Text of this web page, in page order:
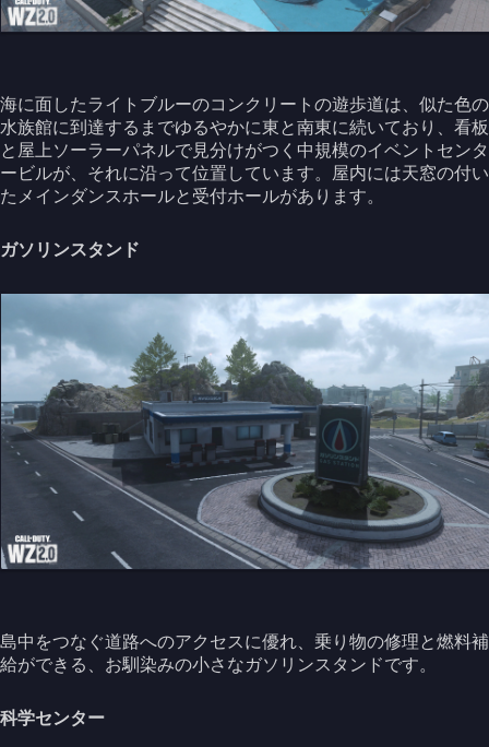
海に面したライトブルーのコンクリートの遊歩道は、似た色の
水族館に到達するまでゆるやかに東と南東に続いており、看板
と屋上ソーラーパネルで見分けがつく中規模のイベントセンタ
ービルが、それに沿って位置しています。屋内には天窓の付い
たメインダンスホールと受付ホールがあります。
ガソリンスタンド
島中をつなぐ道路へのアクセスに優れ、乗り物の修理と燃料補
給ができる、お馴染みの小さなガソリンスタンドです。
科学センター